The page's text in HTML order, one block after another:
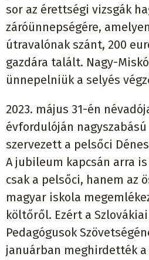
sor az érettségi vizsgák
záróünnepségére,
útravalónak szánt, 200
gazdára talált. Nagy-
ünnepelniük a selyés
2023. május 31-én
évfordulóján
szervezett a pelsőci
A jubileum kapcsán arra
csak a pelsőci, hanem az
magyar iskola
költőről. Ezért a
Pedagógusok
januárban meghirdették